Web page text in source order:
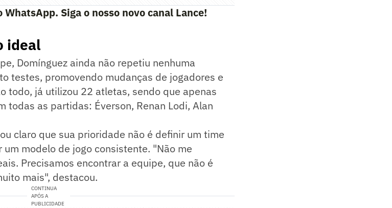
WhatsApp. Siga o nosso novo canal Lance!
ideal
Domínguez ainda não repetiu nenhuma
testes, promovendo mudanças de jogadores e
todo, já utilizou 22 atletas, sendo que apenas
todas as partidas: Éverson, Renan Lodi, Alan
claro que sua prioridade não é definir um time
modelo de jogo consistente. "Não me
Precisamos encontrar a equipe, que não é
mais", destacou.
CONTINUA
APÓS A
PUBLICIDADE